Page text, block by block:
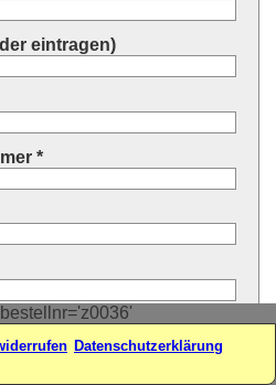
eintragen)
*
eintragen)
Datenschutzerklärung